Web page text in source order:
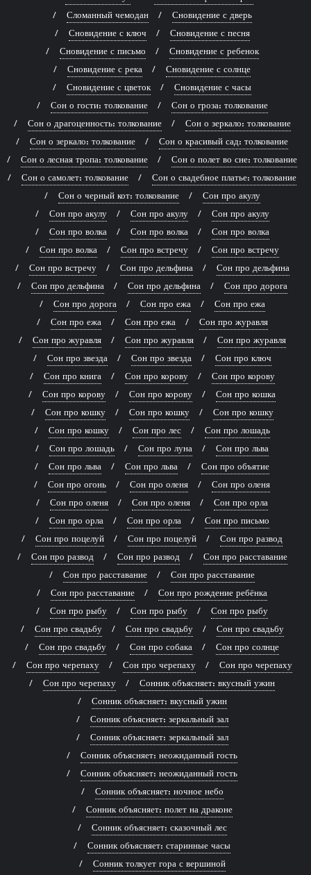
Сломанный чемодан
Сновидение с дверь
Сновидение с ключ
Сновидение с песня
Сновидение с письмо
Сновидение с ребенок
Сновидение с река
Сновидение с солнце
Сновидение с цветок
Сновидение с часы
Сон о гости: толкование
Сон о гроза: толкование
Сон о драгоценность: толкование
Сон о зеркало: толкование
Сон о зеркало: толкование
Сон о красивый сад: толкование
Сон о лесная тропа: толкование
Сон о полет во сне: толкование
Сон о самолет: толкование
Сон о свадебное платье: толкование
Сон о черный кот: толкование
Сон про акулу
Сон про акулу
Сон про акулу
Сон про акулу
Сон про волка
Сон про волка
Сон про волка
Сон про волка
Сон про встречу
Сон про встречу
Сон про встречу
Сон про дельфина
Сон про дельфина
Сон про дельфина
Сон про дельфина
Сон про дорога
Сон про дорога
Сон про ежа
Сон про ежа
Сон про ежа
Сон про ежа
Сон про журавля
Сон про журавля
Сон про журавля
Сон про журавля
Сон про звезда
Сон про звезда
Сон про ключ
Сон про книга
Сон про корову
Сон про корову
Сон про корову
Сон про корову
Сон про кошка
Сон про кошку
Сон про кошку
Сон про кошку
Сон про кошку
Сон про лес
Сон про лошадь
Сон про лошадь
Сон про луна
Сон про льва
Сон про льва
Сон про льва
Сон про объятие
Сон про огонь
Сон про оленя
Сон про оленя
Сон про оленя
Сон про оленя
Сон про орла
Сон про орла
Сон про орла
Сон про письмо
Сон про поцелуй
Сон про поцелуй
Сон про развод
Сон про развод
Сон про развод
Сон про расставание
Сон про расставание
Сон про расставание
Сон про расставание
Сон про рождение ребёнка
Сон про рыбу
Сон про рыбу
Сон про рыбу
Сон про свадьбу
Сон про свадьбу
Сон про свадьбу
Сон про свадьбу
Сон про собака
Сон про солнце
Сон про черепаху
Сон про черепаху
Сон про черепаху
Сон про черепаху
Сонник объясняет: вкусный ужин
Сонник объясняет: вкусный ужин
Сонник объясняет: зеркальный зал
Сонник объясняет: зеркальный зал
Сонник объясняет: неожиданный гость
Сонник объясняет: неожиданный гость
Сонник объясняет: ночное небо
Сонник объясняет: полет на драконе
Сонник объясняет: сказочный лес
Сонник объясняет: старинные часы
Сонник толкует гора с вершиной